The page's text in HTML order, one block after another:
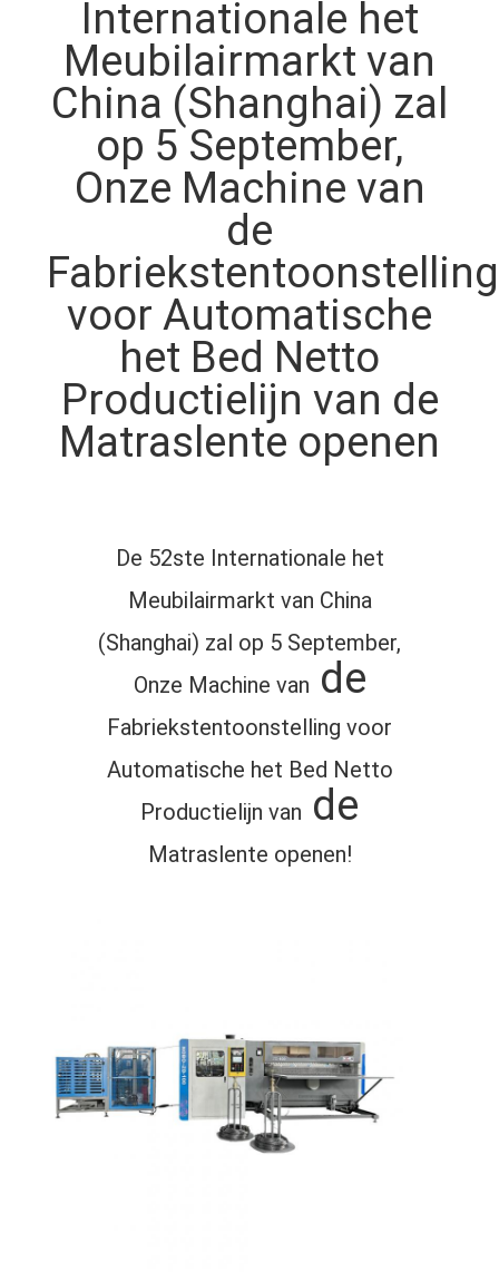
CONTACTEER
NIEUWS
SITEMAP
PRIVACYBELEID
Internationale het
Meubilairmarkt van
China (Shanghai) zal
op 5 September,
Onze Machine van
de
Fabriekstentoonstelling
voor Automatische
het Bed Netto
Productielijn van de
Matraslente openen
De 52ste Internationale het
Meubilairmarkt van China
(Shanghai) zal op 5 September,
Onze Machine van de
Fabriekstentoonstelling voor
Automatische het Bed Netto
Productielijn van de
Matraslente openen!